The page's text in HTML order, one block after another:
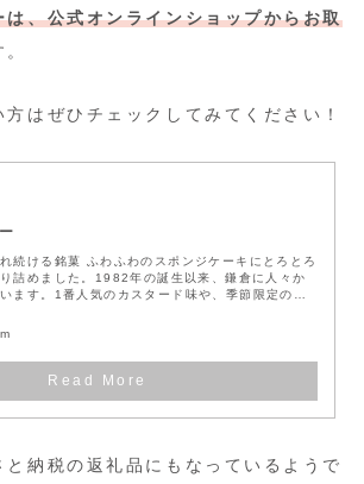
は、公式オンラインショップからお取
はぜひチェックしてみてください！
続ける銘菓 ふわふわのスポンジケーキにとろとろ
詰めました。1982年の誕生以来、鎌倉に人々か
ます。1番人気のカスタード味や、季節限定のお
と納税の返礼品にもなっているようで